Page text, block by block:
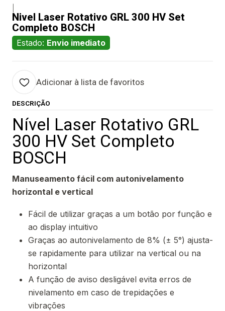
Nivel Laser Rotativo GRL 300 HV Set
Completo BOSCH
Estado: Envio imediato
Adicionar à lista de favoritos
DESCRIÇÃO
Nível Laser Rotativo GRL
300 HV Set Completo
BOSCH
Manuseamento fácil com autonivelamento
horizontal e vertical
Fácil de utilizar graças a um botão por função e
ao display intuitivo
Graças ao autonivelamento de 8% (± 5°) ajusta-
se rapidamente para utilizar na vertical ou na
horizontal
A função de aviso desligável evita erros de
nivelamento em caso de trepidações e
vibrações